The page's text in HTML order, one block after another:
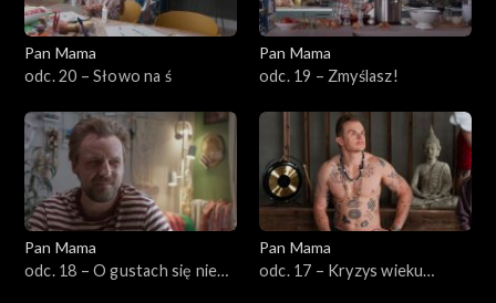
Sezon 1
Pan Mama
odc. 20 – Słowo na ś
Pan Mama
odc. 19 – Zmyślasz!
Pan Mama
odc. 18 – O gustach się nie
Pan Mama
odc. 17 – Kryzys wieku